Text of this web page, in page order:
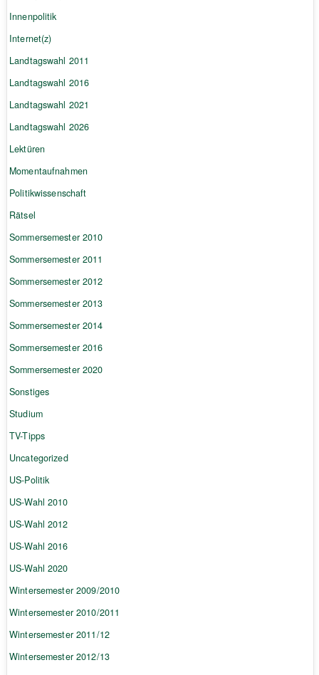
Innenpolitik
Internet(z)
Landtagswahl 2011
Landtagswahl 2016
Landtagswahl 2021
Landtagswahl 2026
Lektüren
Momentaufnahmen
Politikwissenschaft
Rätsel
Sommersemester 2010
Sommersemester 2011
Sommersemester 2012
Sommersemester 2013
Sommersemester 2014
Sommersemester 2016
Sommersemester 2020
Sonstiges
Studium
TV-Tipps
Uncategorized
US-Politik
US-Wahl 2010
US-Wahl 2012
US-Wahl 2016
US-Wahl 2020
Wintersemester 2009/2010
Wintersemester 2010/2011
Wintersemester 2011/12
Wintersemester 2012/13